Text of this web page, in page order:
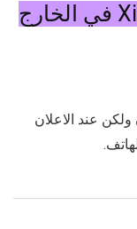
عند الاعلان